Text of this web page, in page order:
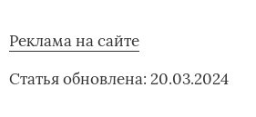
Реклама на сайте
Статья обновлена: 20.03.2024